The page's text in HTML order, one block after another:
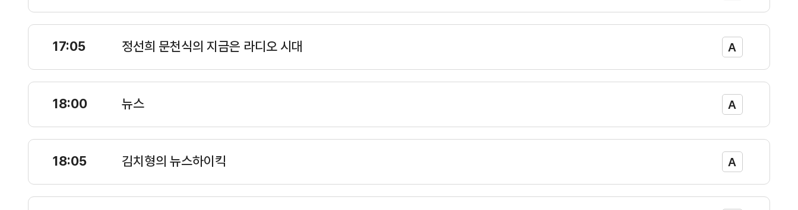
17:05 정선희 문천식의 지금은 라디오 시대
18:00 뉴스
18:05 김치형의 뉴스하이킥